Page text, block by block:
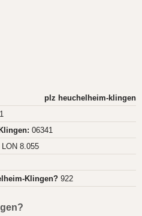
plz heuchelheim-klingen
06341
LON 8.055
Klingen? 922